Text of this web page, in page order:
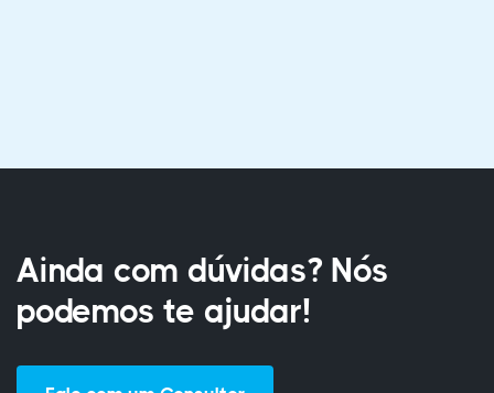
Ainda com dúvidas? Nós
podemos te ajudar!